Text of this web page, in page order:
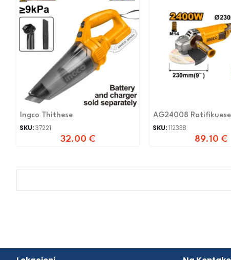
Ingco Thithese
SKU:37221
32.00 €
AG24008
2400W
SKU:112338
89.10 €